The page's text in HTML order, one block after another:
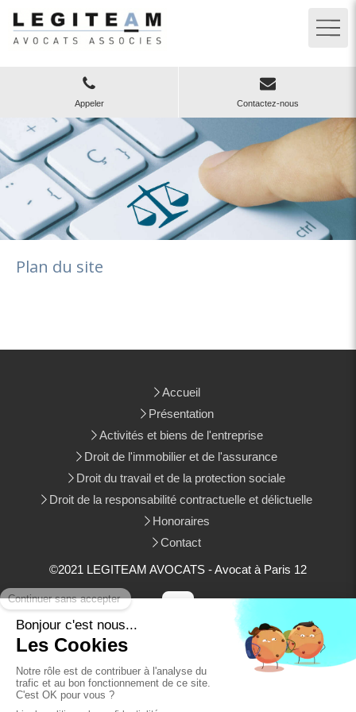
Appeler Contactez-nous
Plan du site
Accueil
Présentation
Activités et biens de l'entreprise
Droit de l'immobilier et de l'assurance
Droit du travail et de la protection sociale
Droit de la responsabilité contractuelle et délictuelle
Honoraires
Contact
©2021 LEGITEAM AVOCATS - Avocat à Paris 12
Mentions légales